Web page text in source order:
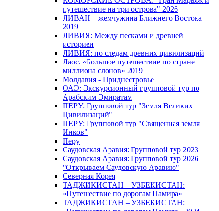
путешествие на три острова" 2026
ЛИВАН – жемчужина Ближнего Востока
2019
ЛИВИЯ: Между песками и древней
историей
ЛИВИЯ: по следам древних цивилизаций
Лаос. «Большое путешествие по стране
миллиона слонов» 2019
Молдавия - Приднестровье
ОАЭ: Экскурсионный групповой тур по
Арабским Эмиратам
ПЕРУ: Групповой тур "Земля Великих
Цивилизаций"
ПЕРУ: Групповой тур "Священная земля
Инков"
Перу
Саудовская Аравия: Групповой тур 2023
Саудовская Аравия: Групповой тур 2026
"Открываем Саудовскую Аравию"
Северная Корея
ТАДЖИКИСТАН – УЗБЕКИСТАН:
«Путешествие по дорогам Памира»
ТАДЖИКИСТАН – УЗБЕКИСТАН: